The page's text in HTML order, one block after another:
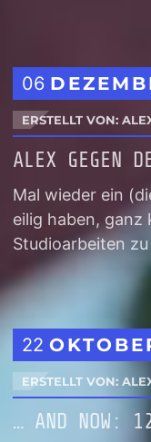
06
ERSTELLT VON:
ALEX GEGEN
Mal wieder ein
eilig haben, ganz
Studioarbeiten
22
ERSTELLT VON:
… AND NOW: